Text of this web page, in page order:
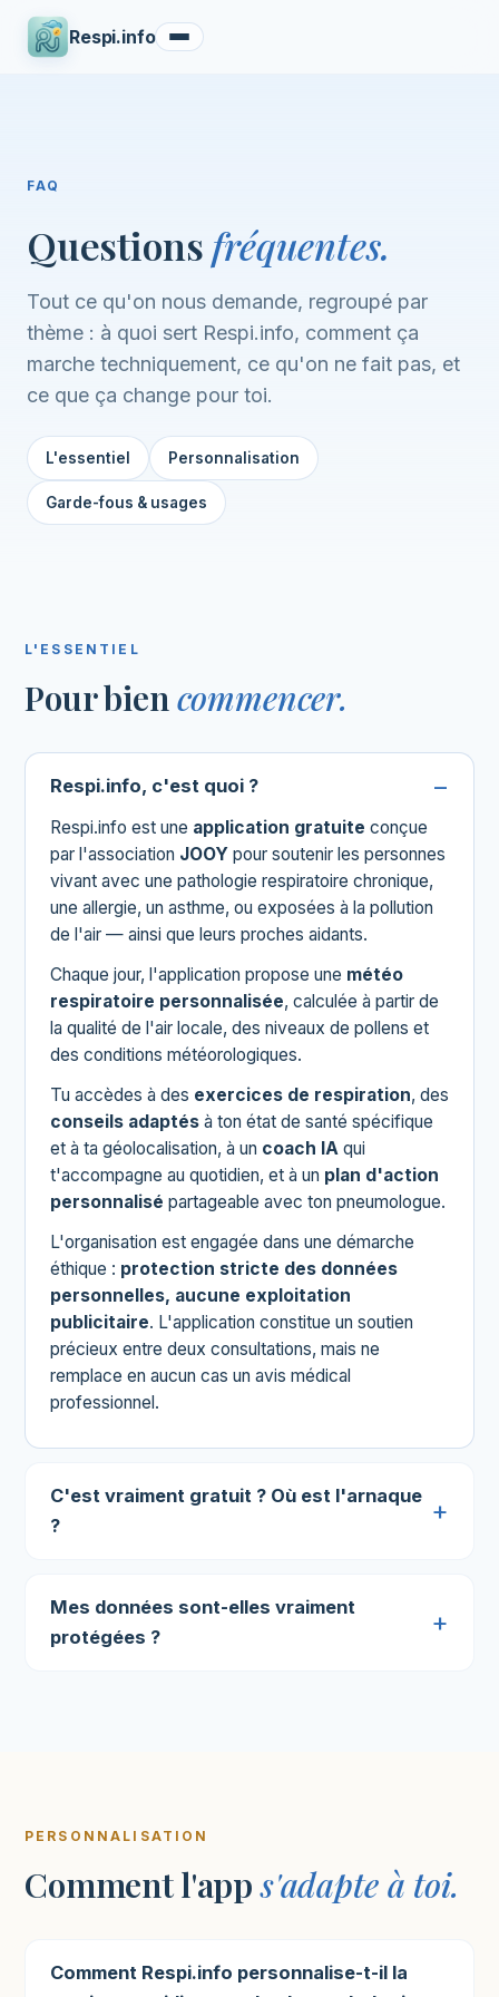
Respi.info
FAQ
Questionsfréquentes.
Tout ce qu'on nous demande, regroupé par
thème : à quoi sert Respi.info, comment ça
marche techniquement, ce qu'on ne fait pas, et
ce que ça change pour toi.
L'essentiel Personnalisation
Garde-fous & usages
L'ESSENTIEL
Pour biencommencer.
Respi.info, c'est quoi ?
Respi.info est une application gratuite conçue
par l'association JOOY pour soutenir les personnes
vivant avec une pathologie respiratoire chronique,
une allergie, un asthme, ou exposées à la pollution
de l'air — ainsi que leurs proches aidants.
Chaque jour, l'application propose une météo
respiratoire personnalisée, calculée à partir de
la qualité de l'air locale, des niveaux de pollens et
des conditions météorologiques.
Tu accèdes à des exercices de respiration, des
conseils adaptés à ton état de santé spécifique
et à ta géolocalisation, à un coach IA qui
t'accompagne au quotidien, et à un plan d'action
personnalisé partageable avec ton pneumologue.
L'organisation est engagée dans une démarche
éthique : protection stricte des données
personnelles, aucune exploitation
publicitaire. L'application constitue un soutien
précieux entre deux consultations, mais ne
remplace en aucun cas un avis médical
professionnel.
C'est vraiment gratuit ? Où est l'arnaque
?
Mes données sont-elles vraiment
protégées ?
PERSONNALISATION
Comment l'apps'adapte à toi.
Comment Respi.info personnalise-t-il la